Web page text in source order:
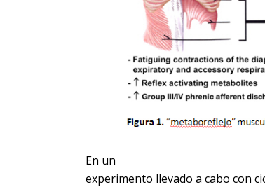
En un
experimento llevado a cabo con